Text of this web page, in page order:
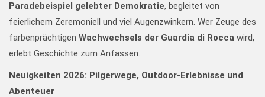
Paradebeispiel gelebter Demokratie, begleitet von
feierlichem Zeremoniell und viel Augenzwinkern. Wer Zeuge des
farbenprächtigen Wachwechsels der Guardia di Rocca wird,
erlebt Geschichte zum Anfassen.
Neuigkeiten 2026: Pilgerwege, Outdoor-Erlebnisse und
Abenteuer